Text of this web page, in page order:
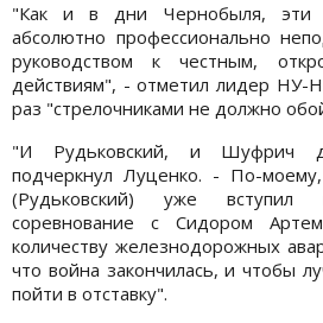
"Как и в дни Чернобыля, эти
абсолютно профессионально
руководством к честным,
действиям", - отметил лидер НУ-
раз "стрелочниками не должно
"И Рудьковский, и Шуфрич
подчеркнул Луценко. - По-
(Рудьковский) уже вступил
соревнование с Сидором
количеству железнодорожных
что война закончилась, и чтобы
пойти в отставку".